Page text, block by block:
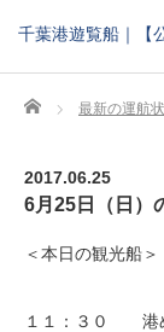
千葉港遊覧船｜【
Home 最新の運航
2017.06.25
6月25日（日）
＜本日の観光船＞
１１：３０ 港